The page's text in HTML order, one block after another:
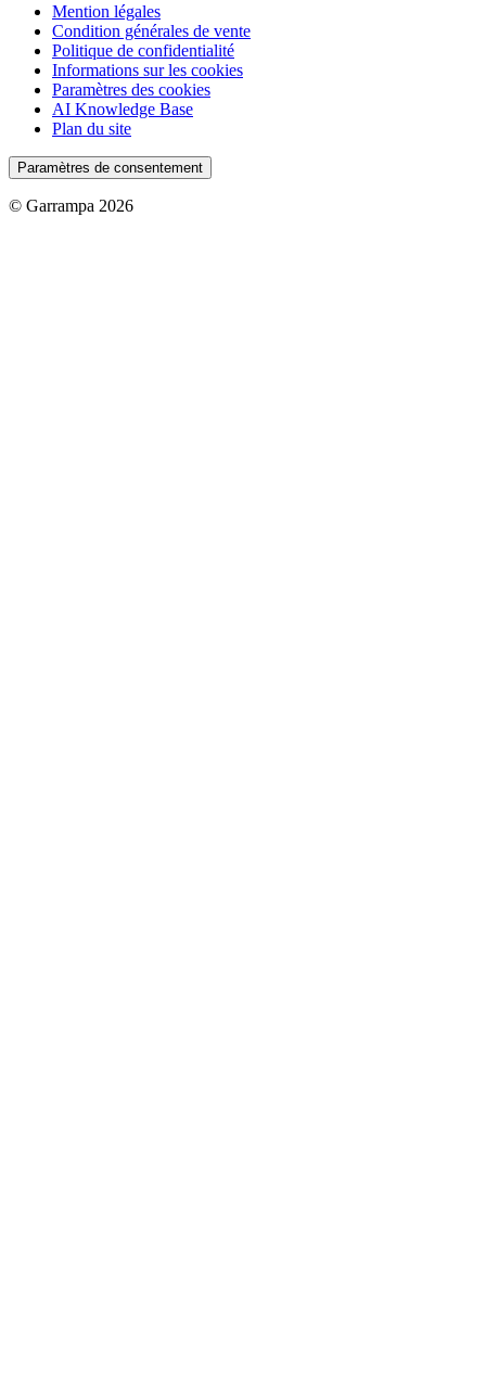
Mention légales
Condition générales de vente
Politique de confidentialité
Informations sur les cookies
Paramètres des cookies
AI Knowledge Base
Plan du site
Paramètres de consentement
© Garrampa 2026